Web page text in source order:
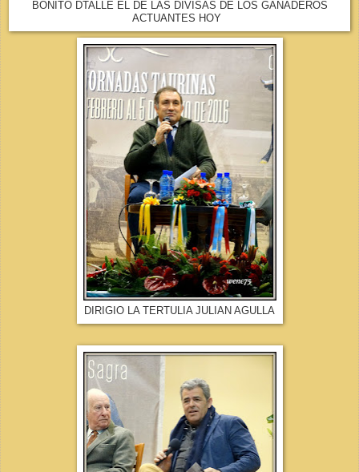
BONITO DTALLE EL DE LAS DIVISAS DE LOS GANADEROS
ACTUANTES HOY
DIRIGIO LA TERTULIA JULIAN AGULLA